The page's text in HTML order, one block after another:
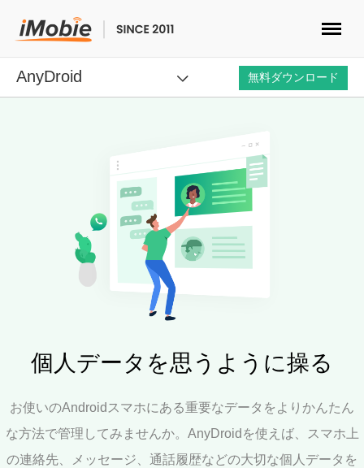
ロック解除&データ復元
マルチメディア
便利ツール
ソリューション
ダウンロード
サポート
言語選択
AnyDroid 無料ダウンロード
個人データを思うように操る
お使いのAndroidスマホにある重要なデータをよりかんたん
な方法で管理してみませんか。AnyDroidを使えば、スマホ上
の連絡先、メッセージ、通話履歴などの大切な個人データを